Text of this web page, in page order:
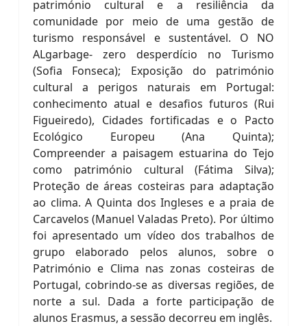
património cultural e a resiliência da
comunidade por meio de uma gestão de
turismo responsável e sustentável. O NO
ALgarbage- zero desperdício no Turismo
(Sofia Fonseca); Exposição do património
cultural a perigos naturais em Portugal:
conhecimento atual e desafios futuros (Rui
Figueiredo), Cidades fortificadas e o Pacto
Ecológico Europeu (Ana Quinta);
Compreender a paisagem estuarina do Tejo
como património cultural (Fátima Silva);
Proteção de áreas costeiras para adaptação
ao clima. A Quinta dos Ingleses e a praia de
Carcavelos (Manuel Valadas Preto). Por último
foi apresentado um vídeo dos trabalhos de
grupo elaborado pelos alunos, sobre o
Património e Clima nas zonas costeiras de
Portugal, cobrindo-se as diversas regiões, de
norte a sul. Dada a forte participação de
alunos Erasmus, a sessão decorreu em inglês.